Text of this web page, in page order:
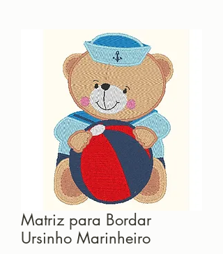
Matriz para Bordar
Ursinho Marinheiro